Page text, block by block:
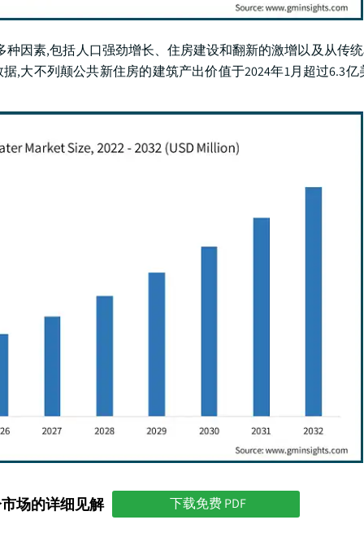
种因素,包括人口强劲增长、住房建设和翻新的激增以及从传
,大不列颠公共新住房的建筑产出价值于2024年1月超过6.3亿
场的详细见解 下载免费 PDF